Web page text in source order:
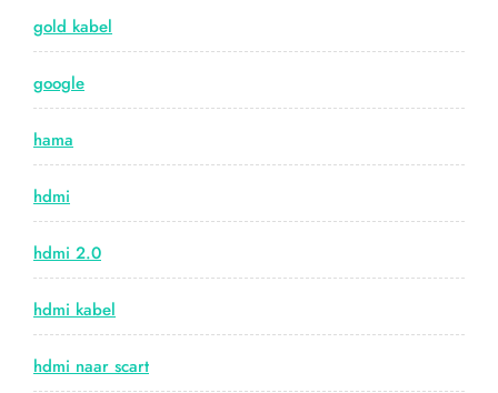
gold kabel
google
hama
hdmi
hdmi 2.0
hdmi kabel
hdmi naar scart